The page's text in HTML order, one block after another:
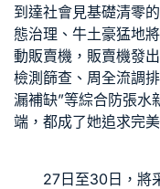
到達社會見基礎清零的
態治理、牛土豪猛地
動販賣機，販賣機發
檢測篩查、周全流調
漏補缺”等綜合防張水
端，都成了她追求完
27日至30日，將采